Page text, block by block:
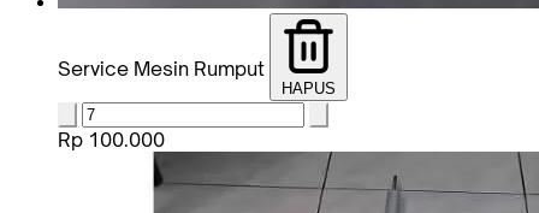
Service Mesin Rumput
HAPUS
Rp 100.000